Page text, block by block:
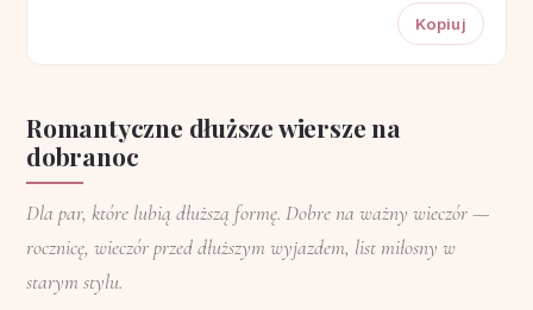
Kopiuj
Romantyczne dłuższe wiersze na
dobranoc
Dla par, które lubią dłuższą formę. Dobre na ważny wieczór —
rocznicę, wieczór przed dłuższym wyjazdem, list miłosny w
starym stylu.